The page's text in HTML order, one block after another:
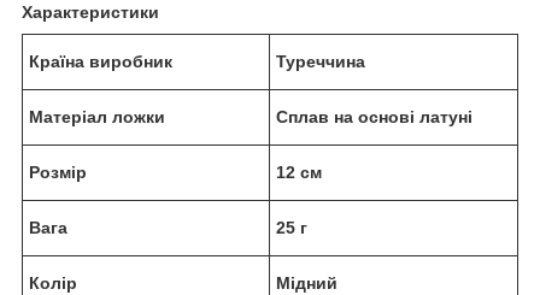
Характеристики
Країна виробник Туреччина
Матеріал ложки Сплав на основі латуні
Розмір 12 см
Вага 25 г
Колір Мідний